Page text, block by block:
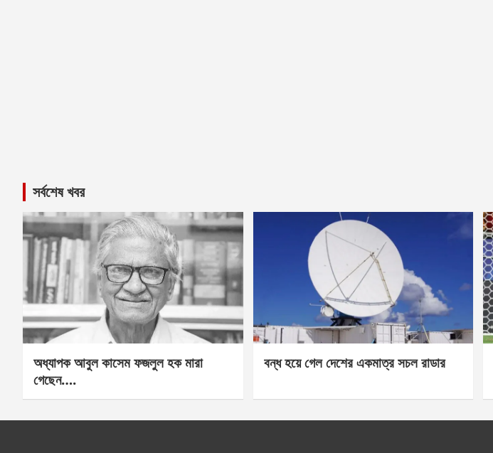
সর্বশেষ খবর
অধ্যাপক আবুল কাসেম ফজলুল হক মারা
গেছেন….
বন্ধ হয়ে গেল দেশের একমাত্র সচল রাডার